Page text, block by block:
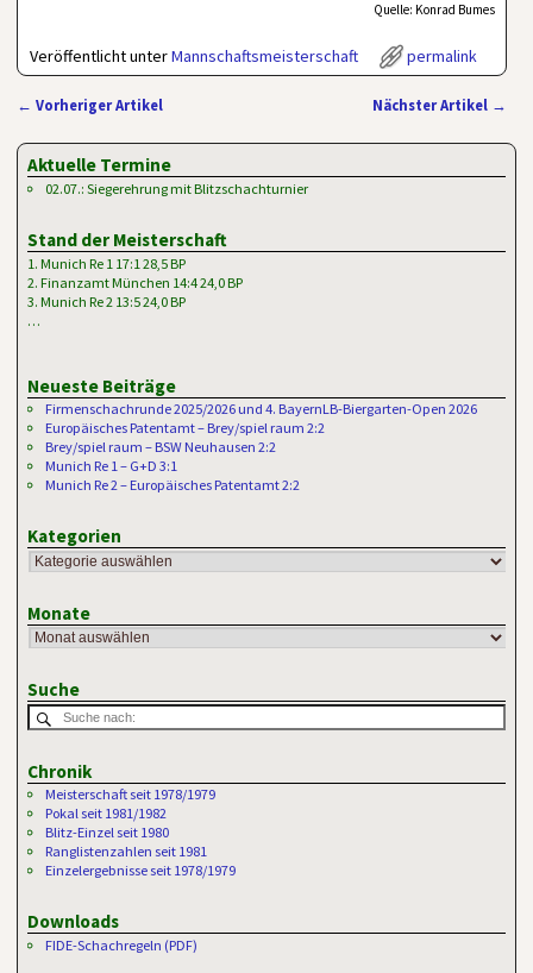
Quelle: Konrad Bumes
Veröffentlicht unterMannschaftsmeisterschaft permalink
← Vorheriger Artikel Nächster Artikel →
Aktuelle Termine
02.07.: Siegerehrung mit Blitzschachturnier
Stand der Meisterschaft
1. Munich Re 1 17:1 28,5 BP
2. Finanzamt München 14:4 24,0 BP
3. Munich Re 2 13:5 24,0 BP
…
Neueste Beiträge
Firmenschachrunde 2025/2026 und 4. BayernLB-Biergarten-Open 2026
Europäisches Patentamt – Brey/spiel raum 2:2
Brey/spiel raum – BSW Neuhausen 2:2
Munich Re 1 – G+D 3:1
Munich Re 2 – Europäisches Patentamt 2:2
Kategorien
Monate
Suche
Chronik
Meisterschaft seit 1978/1979
Pokal seit 1981/1982
Blitz-Einzel seit 1980
Ranglistenzahlen seit 1981
Einzelergebnisse seit 1978/1979
Downloads
FIDE-Schachregeln (PDF)